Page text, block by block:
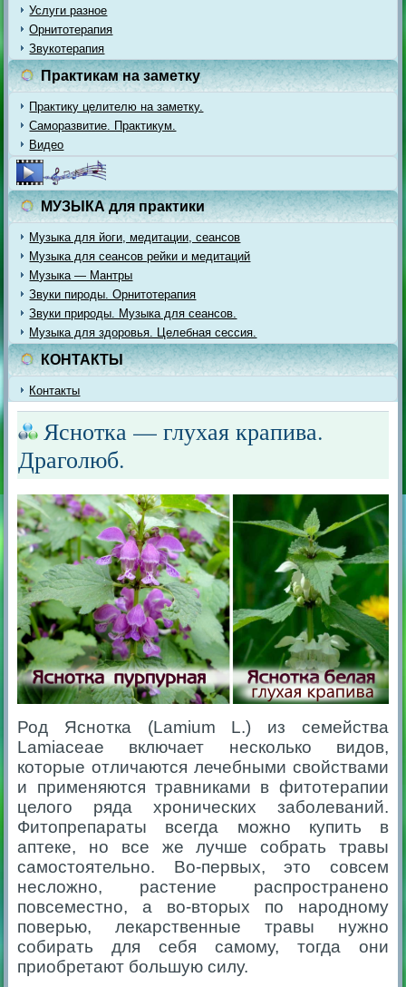
Услуги разное
Орнитотерапия
Звукотерапия
Практикам на заметку
Практику целителю на заметку.
Саморазвитие. Практикум.
Видео
МУЗЫКА для практики
Музыка для йоги, медитации, сеансов
Музыка для сеансов рейки и медитаций
Музыка — Мантры
Звуки пироды. Орнитотерапия
Звуки природы. Музыка для сеансов.
Музыка для здоровья. Целебная сессия.
КОНТАКТЫ
Контакты
Яснотка — глухая крапива.
Драголюб.
Род Яснотка (Lamium L.) из семейства
Lamiaceae включает несколько видов,
которые отличаются лечебными свойствами
и применяются травниками в фитотерапии
целого ряда хронических заболеваний.
Фитопрепараты всегда можно купить в
аптеке, но все же лучше собрать травы
самостоятельно. Во-первых, это совсем
несложно, растение распространено
повсеместно, а во-вторых по народному
поверью, лекарственные травы нужно
собирать для себя самому, тогда они
приобретают большую силу.